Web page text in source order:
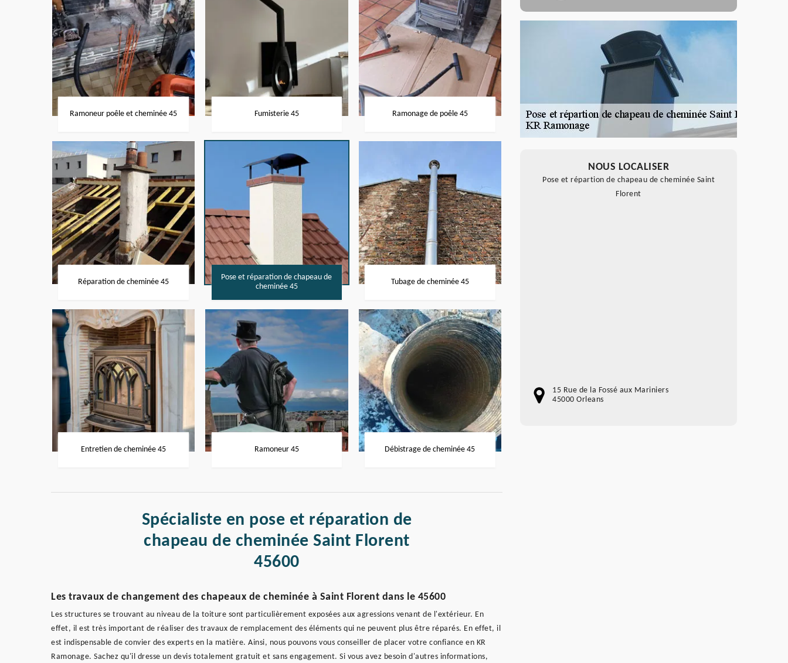
Ramoneur poêle et cheminée 45 Fumisterie 45 Ramonage de poêle 45
Réparation de cheminée 45
Pose et réparation de chapeau de
cheminée 45
Tubage de cheminée 45
Entretien de cheminée 45 Ramoneur 45 Débistrage de cheminée 45
Spécialiste en pose et réparation de
chapeau de cheminée Saint Florent
45600
Les travaux de changement des chapeaux de cheminée à Saint Florent dans le 45600
Les structures se trouvant au niveau de la toiture sont particulièrement exposées aux agressions venant de l'extérieur. En
effet, il est très important de réaliser des travaux de remplacement des éléments qui ne peuvent plus être réparés. En effet, il
est indispensable de convier des experts en la matière. Ainsi, nous pouvons vous conseiller de placer votre confiance en KR
Ramonage. Sachez qu'il dresse un devis totalement gratuit et sans engagement. Si vous avez besoin d'autres informations,
NOUS LOCALISER
Pose et répartion de chapeau de cheminée Saint
Florent
15 Rue de la Fossé aux Mariniers
45000 Orleans